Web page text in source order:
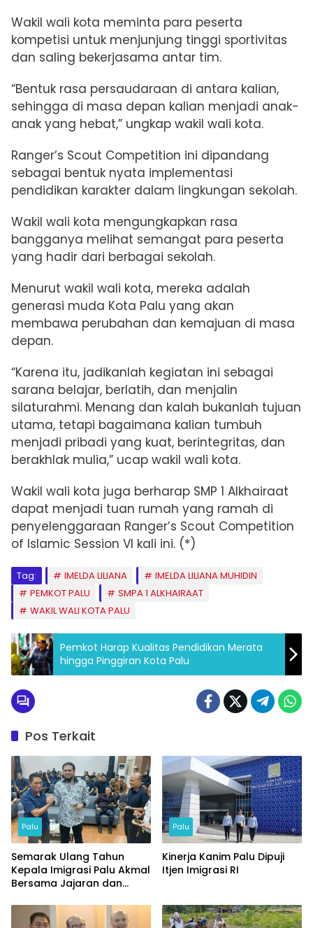
Wakil wali kota meminta para peserta
kompetisi untuk menjunjung tinggi sportivitas
dan saling bekerjasama antar tim.
“Bentuk rasa persaudaraan di antara kalian,
sehingga di masa depan kalian menjadi anak-
anak yang hebat,” ungkap wakil wali kota.
Ranger’s Scout Competition ini dipandang
sebagai bentuk nyata implementasi
pendidikan karakter dalam lingkungan sekolah.
Wakil wali kota mengungkapkan rasa
bangganya melihat semangat para peserta
yang hadir dari berbagai sekolah.
Menurut wakil wali kota, mereka adalah
generasi muda Kota Palu yang akan
membawa perubahan dan kemajuan di masa
depan.
“Karena itu, jadikanlah kegiatan ini sebagai
sarana belajar, berlatih, dan menjalin
silaturahmi. Menang dan kalah bukanlah tujuan
utama, tetapi bagaimana kalian tumbuh
menjadi pribadi yang kuat, berintegritas, dan
berakhlak mulia,” ucap wakil wali kota.
Wakil wali kota juga berharap SMP 1 Alkhairaat
dapat menjadi tuan rumah yang ramah di
penyelenggaraan Ranger’s Scout Competition
of Islamic Session VI kali ini. (*)
Tag: IMELDA LILIANA
IMELDA LILIANA MUHIDIN
PEMKOT PALU
SMPA 1 ALKHAIRAAT
WAKIL WALI KOTA PALU
Pemkot Harap Kualitas Pendidikan Merata
hingga Pinggiran Kota Palu
Pos Terkait
Palu
Semarak Ulang Tahun
Kepala Imigrasi Palu Akmal
Bersama Jajaran dan
Palu
Kinerja Kanim Palu Dipuji
Itjen Imigrasi RI